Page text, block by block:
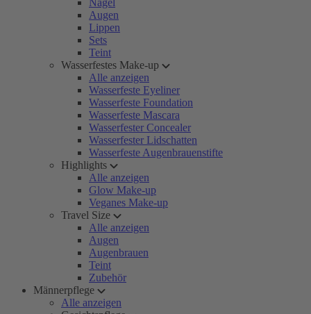
Nägel
Augen
Lippen
Sets
Teint
Wasserfestes Make-up
Alle anzeigen
Wasserfeste Eyeliner
Wasserfeste Foundation
Wasserfeste Mascara
Wasserfester Concealer
Wasserfester Lidschatten
Wasserfeste Augenbrauenstifte
Highlights
Alle anzeigen
Glow Make-up
Veganes Make-up
Travel Size
Alle anzeigen
Augen
Augenbrauen
Teint
Zubehör
Männerpflege
Alle anzeigen